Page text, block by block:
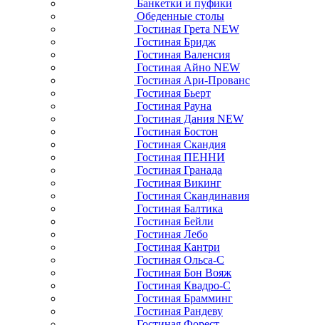
Банкетки и пуфики
Обеденные столы
Гостиная Грета NEW
Гостиная Бридж
Гостиная Валенсия
Гостиная Айно NEW
Гостиная Ари-Прованс
Гостиная Бьерт
Гостиная Рауна
Гостиная Дания NEW
Гостиная Бостон
Гостиная Скандия
Гостиная ПЕННИ
Гостиная Гранада
Гостиная Викинг
Гостиная Скандинавия
Гостиная Балтика
Гостиная Бейли
Гостиная Лебо
Гостиная Кантри
Гостиная Ольса-С
Гостиная Бон Вояж
Гостиная Квадро-С
Гостиная Брамминг
Гостиная Рандеву